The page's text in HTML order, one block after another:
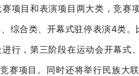
项目和表演项目两大类，竞赛
综合类、开幕式驻停表演4类。
行，第三阶段在运动会开幕式
赛项目。同时还将举行民族大